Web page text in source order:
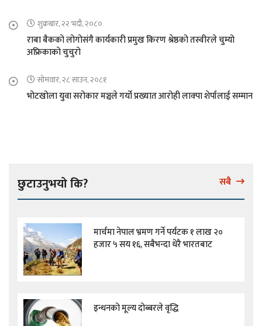
शुक्रबार, २२ भदौ, २०८०
राबा बैकको लोगोसंगै कार्यकारी प्रमुख किरण श्रेष्ठको तस्वीरले चुम्यो
अफ्रिकाको चुचुरो
सोमवार, २८ साउन, २०८१
भोटखोला युवा सरोकार मञ्चले गर्यो प्रख्यात आरोही लाक्पा शेर्पालाई सम्मान
छुटाउनुभयो कि? सबै
मार्चमा नेपाल भ्रमण गर्ने पर्यटक १ लाख २०
हजार ५ सय १६, सबैभन्दा धेरै भारतबाट
इन्धनको मूल्य दोब्बरले वृद्धि